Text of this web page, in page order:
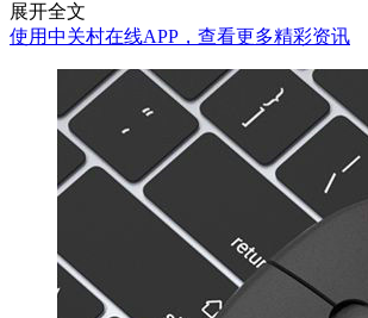
展开全文
使用中关村在线APP，查看更多精彩资讯